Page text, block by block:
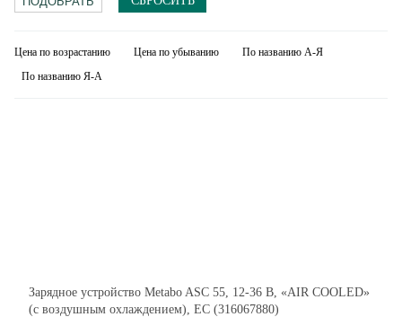
Цена по возрастанию Цена по убыванию
По названию А-Я
По названию Я-А
Зарядное устройство Metabo ASC 55, 12-36 В, «AIR COOLED»
(с воздушным охлаждением), ЕС (316067880)